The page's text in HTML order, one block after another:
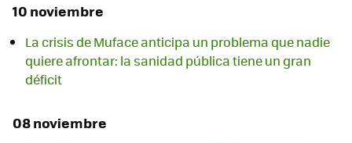
10 noviembre
La crisis de Muface anticipa un problema que nadie
quiere afrontar: la sanidad pública tiene un gran
déficit
08 noviembre